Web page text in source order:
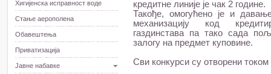
Хигијенска исправност воде
Стање аерополена
Обавештења
Приватизација
Јавне набавке
кредитне линије је чак 2 године.
Такође, омогућено је и
механизацију код
газдинстава па тако сада
залогу на предмет куповине.
Сви конкурси су отворени